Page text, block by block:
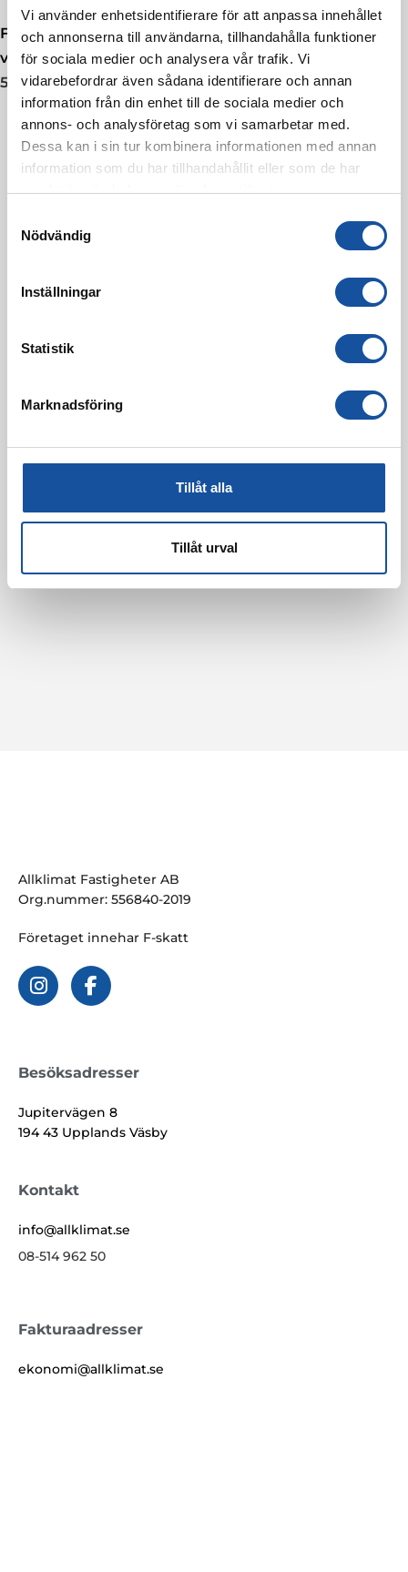
Vi använder enhetsidentifierare för att anpassa innehållet
och annonserna till användarna, tillhandahålla funktioner
för sociala medier och analysera vår trafik. Vi
vidarebefordrar även sådana identifierare och annan
information från din enhet till de sociala medier och
annons- och analysföretag som vi samarbetar med.
Dessa kan i sin tur kombinera informationen med annan
information som du har tillhandahållit eller som de har
samlat in när du har använt deras tjänster.
Nödvändig
Inställningar
Statistik
Marknadsföring
Tillåt alla
Tillåt urval
För mer information om våra tjänster inom
värmepumpar i Märsta, ring oss gärna nu på
514 962 50.
Allklimat Fastigheter AB
Org.nummer: 556840-2019
Företaget innehar F-skatt
Besöksadresser
Jupitervägen 8
194 43 Upplands Väsby
Kontakt
info@allklimat.se
08-514 962 50
Fakturaadresser
ekonomi@allklimat.se